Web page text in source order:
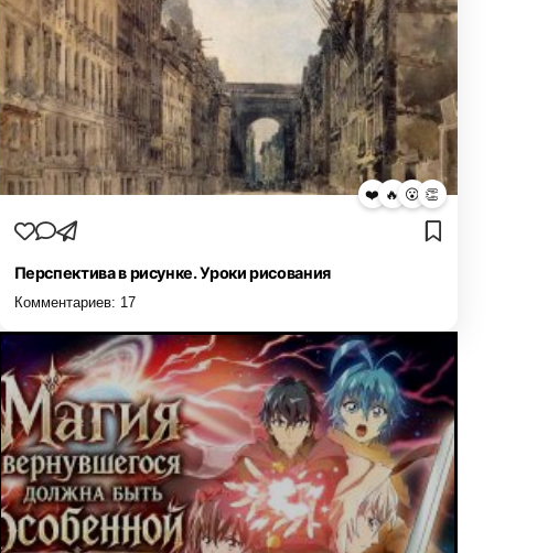
❤️ 🔥 😮 👏
Перспектива в рисунке. Уроки рисования
Комментариев: 17